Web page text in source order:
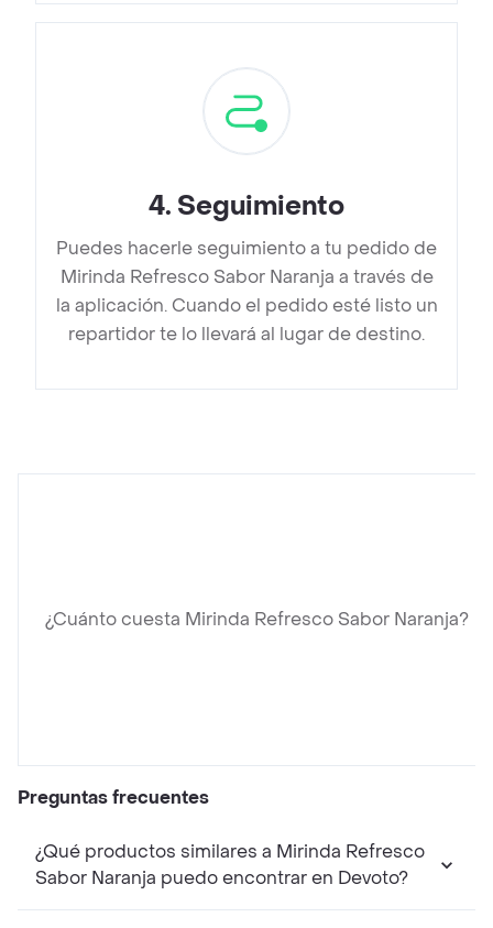
4. Seguimiento
Puedes hacerle seguimiento a tu pedido de
Mirinda Refresco Sabor Naranja a través de
la aplicación. Cuando el pedido esté listo un
repartidor te lo llevará al lugar de destino.
¿Cuánto cuesta Mirinda Refresco Sabor Naranja?
Preguntas frecuentes
¿Qué productos similares a Mirinda Refresco
Sabor Naranja puedo encontrar en Devoto?